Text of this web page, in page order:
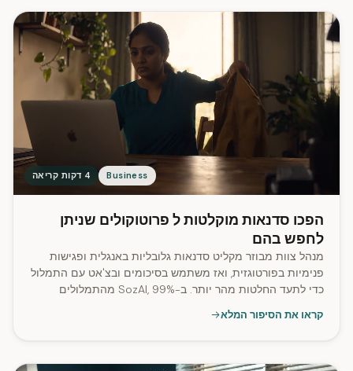
Business 4 דקות קריאה
הפכו סדנאות מוקלטות ל פרוטוקולים שניתן
לחפש בהם
מנהל צוות מבוזר מקליט סדנאות גלובליות באנגלית ופגישות
פנימיות בפורטוגזית, ואז משתמש בסיכומים ובצ'אט עם התמלול
כדי לתעד החלטות מהר יותר. ב-SozAI, 99% מהתמלולים
קראו את הסיפור המלא